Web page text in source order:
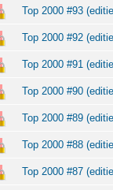
Top 2000 #93
Top 2000 #92
Top 2000 #91
Top 2000 #90
Top 2000 #89
Top 2000 #88
Top 2000 #87